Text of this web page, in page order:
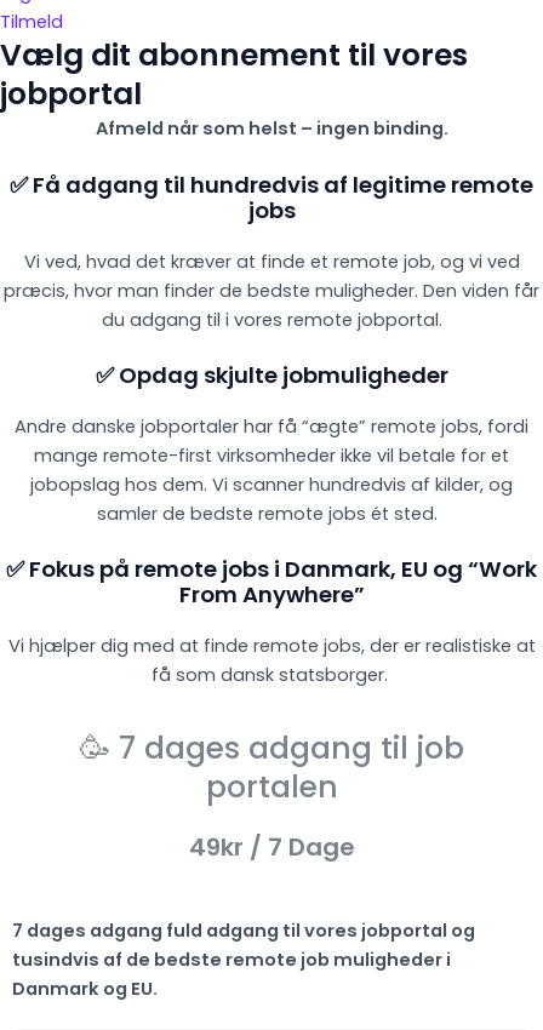
Tilmeld
Vælg dit abonnement til vores
jobportal
Afmeld når som helst – ingen binding.
✅ Få adgang til hundredvis af legitime remote
jobs
Vi ved, hvad det kræver at finde et remote job, og vi ved
præcis, hvor man finder de bedste muligheder. Den viden får
du adgang til i vores remote jobportal.
✅ Opdag skjulte jobmuligheder
Andre danske jobportaler har få “ægte” remote jobs, fordi
mange remote-first virksomheder ikke vil betale for et
jobopslag hos dem. Vi scanner hundredvis af kilder, og
samler de bedste remote jobs ét sted.
✅ Fokus på remote jobs i Danmark, EU og “Work
From Anywhere”
Vi hjælper dig med at finde remote jobs, der er realistiske at
få som dansk statsborger.
🥳 7 dages adgang til job
portalen
49kr / 7 Dage
7 dages adgang fuld adgang til vores jobportal og
tusindvis af de bedste remote job muligheder i
Danmark og EU.